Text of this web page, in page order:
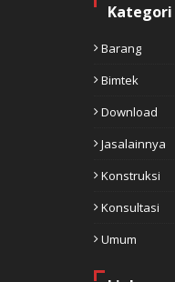
Kategori
Barang
Bimtek
Download
Jasalainnya
Konstruksi
Konsultasi
Umum